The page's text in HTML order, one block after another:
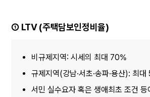
① LTV (주택담보인정비율)
비규제지역: 시세의 최대 70%
규제지역(강남·서초·송파·용산): 최
서민 실수요자 혹은 생애최초 조건 등